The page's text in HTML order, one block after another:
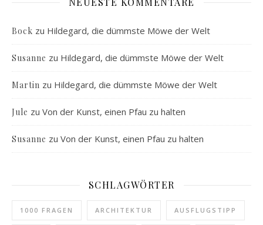
Bock zu Hildegard, die dümmste Möwe der Welt
Susanne zu Hildegard, die dümmste Möwe der Welt
Martin zu Hildegard, die dümmste Möwe der Welt
Jule zu Von der Kunst, einen Pfau zu halten
Susanne zu Von der Kunst, einen Pfau zu halten
SCHLAGWÖRTER
1000 FRAGEN ARCHITEKTUR AUSFLUGSTIPP